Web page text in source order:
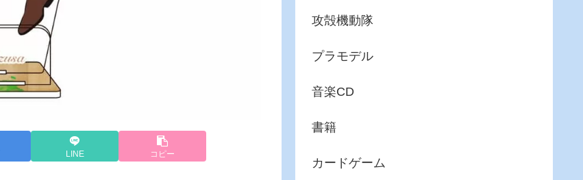
LINE コピー
攻殻機動隊
プラモデル
音楽CD
書籍
カードゲーム